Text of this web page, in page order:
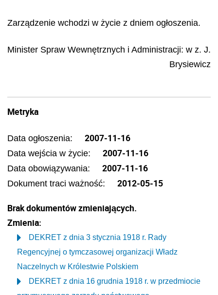
Zarządzenie wchodzi w życie z dniem ogłoszenia.
Minister Spraw Wewnętrznych i Administracji: w z. J.
Brysiewicz
Metryka
Data ogłoszenia: 2007-11-16
Data wejścia w życie: 2007-11-16
Data obowiązywania: 2007-11-16
Dokument traci ważność: 2012-05-15
Brak dokumentów zmieniających.
Zmienia:
DEKRET z dnia 3 stycznia 1918 r. Rady
Regencyjnej o tymczasowej organizacji Władz
Naczelnych w Królestwie Polskiem
DEKRET z dnia 16 grudnia 1918 r. w przedmiocie